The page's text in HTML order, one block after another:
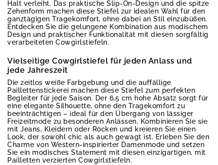
Halt verleiht. Das praktische Slip-On-Design und die spitze
Zehenform machen diese Stiefel zur idealen Wahl für den
ganztägigen Tragekomfort, ohne dabei an Stil einzubüßen.
Entdecken Sie die gelungene Kombination aus modischem
Design und praktischer Funktionalität mit diesen sorgfältig
verarbeiteten Cowgirlstiefeln.
Vielseitige Cowgirlstiefel für jeden Anlass und
jede Jahreszeit
Die zeitlos weiße Farbgebung und die auffällige
Paillettenstickerei machen diese Stiefel zum perfekten
Begleiter für jede Saison. Der 6,5 cm hohe Absatz sorgt für
eine elegante Silhouette, ohne den Tragekomfort zu
beeinträchtigen – ideal für den Übergang von lässiger
Freizeitmode zu besonderen Anlässen. Kombinieren Sie sie
mit Jeans, Kleidern oder Röcken und kreieren Sie einen
Look, der sowohl chic als auch gewagt ist. Erleben Sie den
Charme von Western-inspirierter Damenmode und setzen
Sie ein modisches Statement mit diesen einzigartigen, mit
Pailletten verzierten Cowgirlstiefeln.